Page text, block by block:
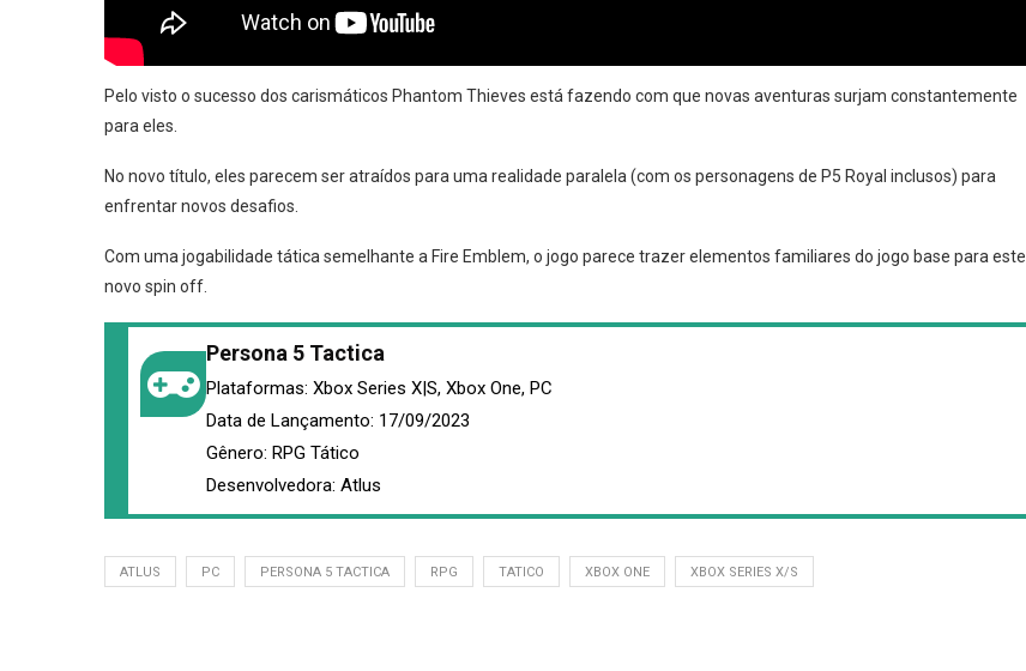
Pelo visto o sucesso dos carismáticos Phantom Thieves está fazendo com que novas aventuras surjam constantemente
para eles.
No novo título, eles parecem ser atraídos para uma realidade paralela (com os personagens de P5 Royal inclusos) para
enfrentar novos desafios.
Com uma jogabilidade tática semelhante a Fire Emblem, o jogo parece trazer elementos familiares do jogo base para este
novo spin off.
Persona 5 Tactica
Plataformas: Xbox Series X|S, Xbox One, PC
Data de Lançamento: 17/09/2023
Gênero: RPG Tático
Desenvolvedora: Atlus
ATLUS PC PERSONA 5 TACTICA RPG TATICO XBOX ONE XBOX SERIES X/S